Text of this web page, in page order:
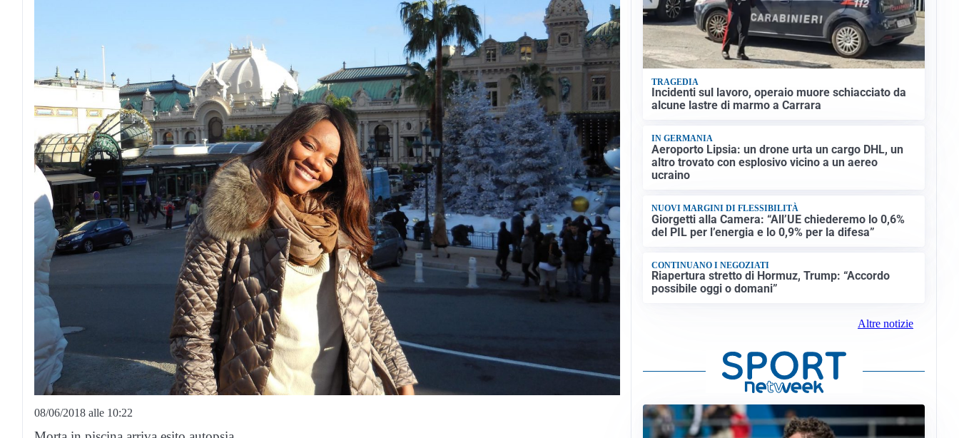
08/06/2018 alle 10:22
TRAGEDIA
Incidenti sul lavoro, operaio muore schiacciato da
alcune lastre di marmo a Carrara
IN GERMANIA
Aeroporto Lipsia: un drone urta un cargo DHL, un
altro trovato con esplosivo vicino a un aereo
ucraino
NUOVI MARGINI DI FLESSIBILITÀ
Giorgetti alla Camera: “All’UE chiederemo lo 0,6%
del PIL per l’energia e lo 0,9% per la difesa”
CONTINUANO I NEGOZIATI
Riapertura stretto di Hormuz, Trump: “Accordo
possibile oggi o domani”
Altre notizie